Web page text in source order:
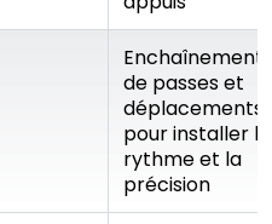
Enchaînements
de passes et
déplacements
pour installer le
rythme et la
précision